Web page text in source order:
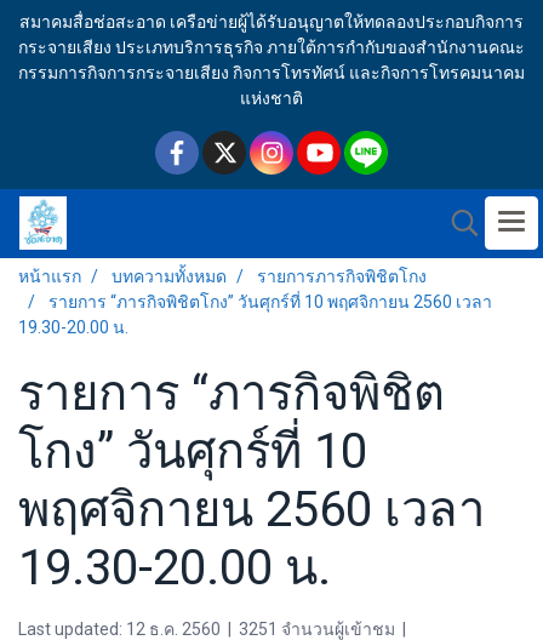
สมาคมสื่อช่อสะอาด เครือข่ายผู้ได้รับอนุญาตให้ทดลองประกอบกิจการ
กระจายเสียง ประเภทบริการธุรกิจ ภายใต้การกำกับของสำนักงานคณะ
กรรมการกิจการกระจายเสียง กิจการโทรทัศน์ และกิจการโทรคมนาคม
แห่งชาติ
หน้าแรก บทความทั้งหมด
รายการภารกิจพิชิตโกง
รายการ “ภารกิจพิชิตโกง” วันศุกร์ที่ 10 พฤศจิกายน 2560 เวลา
19.30-20.00 น.
รายการ “ภารกิจพิชิต
โกง” วันศุกร์ที่ 10
พฤศจิกายน 2560 เวลา
19.30-20.00 น.
Last updated: 12 ธ.ค. 2560 3251 จำนวนผู้เข้าชม